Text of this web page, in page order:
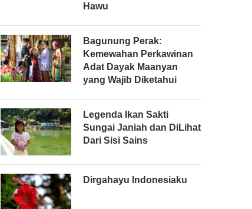
Hawu
Bagunung Perak:
Kemewahan Perkawinan
Adat Dayak Maanyan
yang Wajib Diketahui
Legenda Ikan Sakti
Sungai Janiah dan DiLihat
Dari Sisi Sains
Dirgahayu Indonesiaku